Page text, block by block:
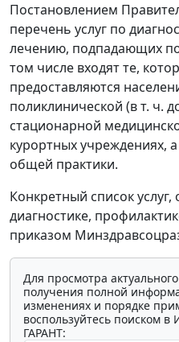
Постановлением
перечень услуг по
лечению, подпадающих
том числе входят те,
предоставляются
поликлинической (в т. ч.
стационарной
курортных учреждениях,
общей практики.
Конкретный список
диагностике,
приказом
Для просмотра
получения полной
изменениях и порядке
воспользуйтесь поиском
ГАРАНТ: